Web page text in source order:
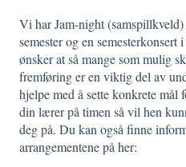
Vi har Jam-night
semester og en semesterkonsert
ønsker at så mange som mulig
fremføring er en viktig del av
hjelpe med å sette konkrete mål
din lærer på timen så vil hen
deg på. Du kan også finne
arrangementene på her: